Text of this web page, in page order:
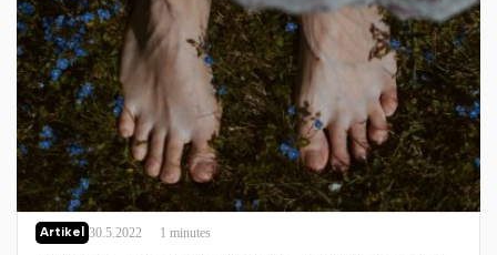
Artikel 30.5.2022 1 minutes